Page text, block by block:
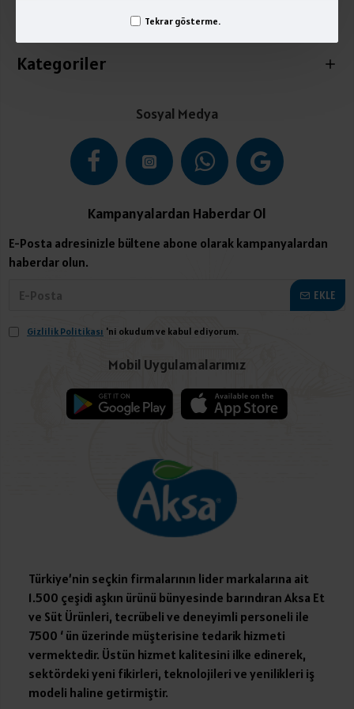
Tekrar gösterme.
Kategoriler
Sosyal Medya
Kampanyalardan Haberdar Ol
E-Posta adresinizle bültene abone olarak kampanyalardan
haberdar olun.
EKLE
Gizlilik Politikası 'ni okudum ve kabul ediyorum.
Mobil Uygulamalarımız
Türkiye’nin seçkin firmalarının lider markalarına ait
1.500 çeşidi aşkın ürünü bünyesinde barındıran Aksa Et
ve Süt Ürünleri, tecrübeli ve deneyimli personeli ile
7500 ‘ ün üzerinde müşterisine tedarik hizmeti
vermektedir. Üstün hizmet kalitesini ilke edinerek,
sektördeki yeni fikirleri, teknolojileri ve yenilikleri iş
modeli haline getirmiştir.